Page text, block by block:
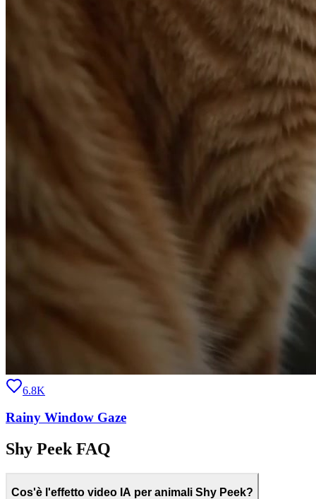
6.8K
Rainy Window Gaze
Shy Peek FAQ
Cos'è l'effetto video IA per animali Shy Peek?